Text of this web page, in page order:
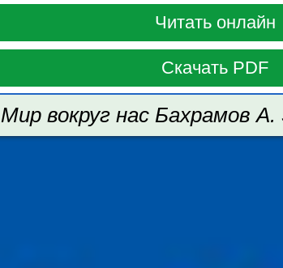
Читать онлайн
Скачать PDF
Мир вокруг нас Бахрамов А.